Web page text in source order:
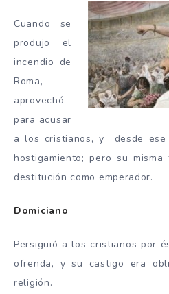
Cuando se
produjo el
incendio de
Roma,
aprovechó
para acusar
a los cristianos, y desde
hostigamiento; pero su
destitución como emperador.
Domiciano
Persiguió a los cristianos por
ofrenda, y su castigo era
religión.